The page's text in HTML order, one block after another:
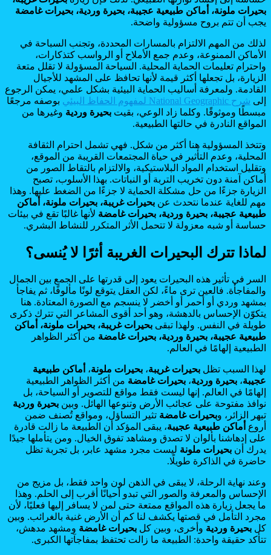
بحيرات ملونة، أماكن طبيعية عجيبة، بحيرة وردية، بحيرات غامضة
يجب أن تتم بروح مسؤولية واضحة.
لذلك من المهم الالتزام بالمسارات المحددة، وتجنب السباحة في
الأماكن الممنوعة، وعدم جمع الأملاح أو الرواسب كتذكارات،
واحترام تعليمات الحماية المحلية. السياحة المسؤولة لا تقلل متعة
الزيارة، بل تجعلها أكثر قيمة لأنها تحافظ على المشهد للأجيال
القادمة. ولمعرفة أساليب الحماية البيئية بشكل علمي، يمكن الرجوع
إلى شرح National Geographic لمفهوم الحفاظ البيئي
بوصفه مرجعًا
مبسطًا وموثوقًا. وكلما زاد الوعي، بقيت بحيرة وردية وغيرها من
المواقع النادرة في حالتها الطبيعية.
وتتخذ المسؤولية هنا أكثر من شكل. فهي تشمل احترام الثقافة
المحلية، وعدم التأثير في حياة المجتمعات القريبة من الموقع،
وتقليل استخدام المواد البلاستيكية، والالتزام بالتقاط الصور من
أماكن آمنة دون تخريب التربة أو النباتات. بهذا الأسلوب، تصبح
الزيارة جزءًا من حل مشكلة الحماية لا جزءًا من الضغط عليها. وهذا
مهم للغاية عندما نتحدث عن بحيرات غريبة، بحيرات ملونة، أماكن
طبيعية عجيبة، بحيرة وردية، بحيرات غامضة لأنها غالبًا تقع في بيئات
حساسة أو شبه معزولة لا تتحمل الأثر المتكرر للنشاط البشري.
لماذا تترك البحيرات الغريبة أثرًا لا يُنسى؟
السر في تأثير هذه البحيرات يعود إلى قدرتها على الجمع بين الجمال
والمفاجأة. فالعين ترى ماءً، لكن العقل يتوقع لونًا مألوفًا، ثم يفاجأ
بمشهد وردي أو أحمر أو أخضر لا ينسجم مع الصورة المعتادة. هنا
يتكوّن الإحساس بالدهشة، وهو أحد أقوى المشاعر التي تترك ذكرى
طويلة في النفس. ولهذا تبقى بحيرات غريبة، بحيرات ملونة، أماكن
طبيعية عجيبة، بحيرة وردية، بحيرات غامضة من أكثر الظواهر
الطبيعية إلهامًا في العالم.
لهذا السبب تظل بحيرات غريبة، بحيرات ملونة، أماكن طبيعية
عجيبة، بحيرة وردية، بحيرات غامضة من أكثر الظواهر الطبيعية
إلهامًا في العالم. إنها ليست فقط مواقع للتصوير أو السياحة، بل
نوافذ مفتوحة على عجائب الأرض وتنوعها الهائل. وبين بحيرة وردية
تبهر الزائر، وبحيرات غامضة تثير التساؤل، ومواقع تُصنف ضمن
أروع أماكن طبيعية عجيبة، يبقى المؤكد أن الطبيعة ما زالت قادرة
على إدهاشنا بألوان لا تصدق ومشاهد تفوق الخيال. ومن يتأملها جيدًا
يدرك أن بحيرات ملونة ليست مجرد مشهد عابر، بل تجربة تظل
حاضرة في الذاكرة طويلًا.
وعند نهاية الرحلة، لا يبقى في الذهن لون واحد فقط، بل مزيج من
الإحساس والمعرفة والصور التي تبدو أحيانًا أقرب إلى الحلم. وهذا
ما يجعل زيارة هذه المواقع ممتعة حتى لمن لا يسافر إليها فعليًا، لأن
مجرد التأمل في قصتها يكشف لنا كم أن الأرض غنية بالغرائب. وبين
كل بحيرة وردية وأخرى، وبين كل بحيرات غامضة ومشهد مدهش،
تتأكد حقيقة واحدة: الطبيعة ما زالت تحتفظ بمفاجآتها الكبرى.